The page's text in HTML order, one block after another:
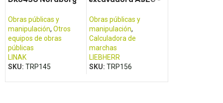
Obras públicas y
manipulación, Otros
equipos de obras
públicas
LINAK
SKU: TRP145
Obras públicas y
manipulación,
Calculadora de
marchas
LIEBHERR
SKU: TRP156